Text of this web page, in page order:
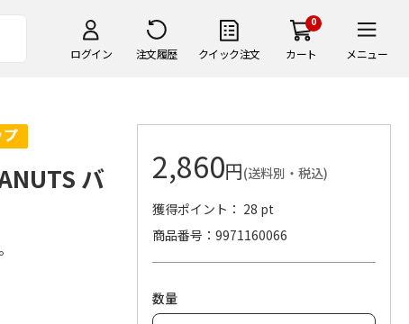
ログイン 注文履歴 クイック注文
0
カート メニュー
バ
2,860円(送料別・税込)
獲得ポイント： 28 pt
商品番号
9971160066
数量